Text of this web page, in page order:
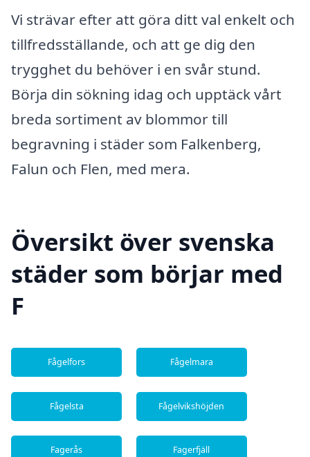
Vi strävar efter att göra ditt val enkelt och
tillfredsställande, och att ge dig den
trygghet du behöver i en svår stund.
Börja din sökning idag och upptäck vårt
breda sortiment av blommor till
begravning i städer som Falkenberg,
Falun och Flen, med mera.
Översikt över svenska
städer som börjar med
F
Fågelfors Fågelmara
Fågelsta Fågelvikshöjden
Fagerås Fagerfjäll